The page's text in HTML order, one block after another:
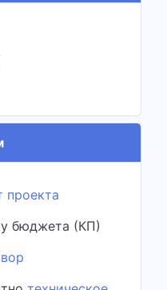
проекта
бюджета (КП)